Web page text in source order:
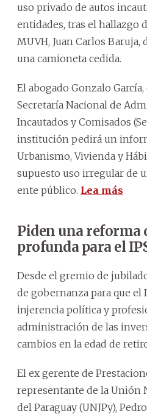
uso privado de autos
entidades, tras el hallazgo
MUVH, Juan Carlos Baruja,
una camioneta cedida.
El abogado Gonzalo
Secretaría Nacional de
Incautados y Comisados
institución pedirá un
Urbanismo, Vivienda y
supuesto uso irregular de
ente público. Lea más
Piden una reforma
profunda para el
Desde el gremio de
de gobernanza para que el
injerencia política y
administración de las
cambios en la edad de
El ex gerente de
representante de la Unión
del Paraguay (UNJPy),